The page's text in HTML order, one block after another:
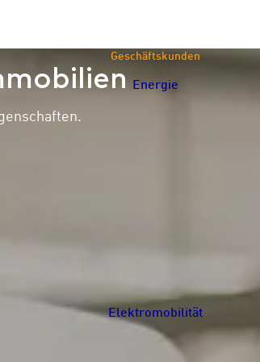
Geschäftskunden
Energie
Elektromobilität